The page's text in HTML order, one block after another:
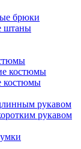
брюки
штаны
костюмы
костюмы
рукавом
рукавом